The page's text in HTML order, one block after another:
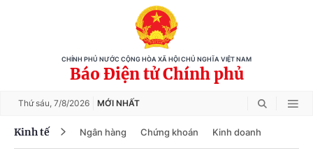
CHÍNH PHỦ NƯỚC CỘNG HÒA XÃ HỘI CHỦ NGHĨA VIỆT NAM
Báo Điện tử Chính phủ
Thứ sáu, 7/8/2026 MỚI NHẤT
Kinh tế Ngân hàng Chứng khoán Kinh doanh